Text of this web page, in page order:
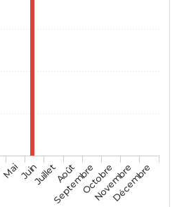
MaiJuinJuilletAoût
SeptembreOctobre
Novembre
Décembre